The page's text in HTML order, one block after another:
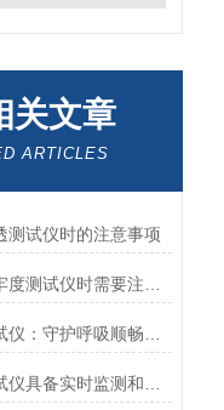
关文章
ARTICLES
测试仪时的注意事项